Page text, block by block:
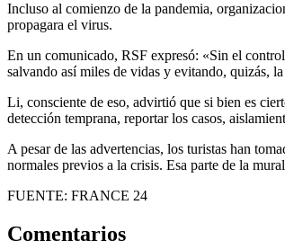
Incluso al comienzo de la pandemia,
propagara el virus.
En un comunicado, RSF expresó: «Sin el
salvando así miles de vidas y evitando, quizás,
Li, consciente de eso, advirtió que si bien es
detección temprana, reportar los casos,
A pesar de las advertencias, los turistas han
normales previos a la crisis. Esa parte de la
FUENTE: FRANCE 24
Comentarios